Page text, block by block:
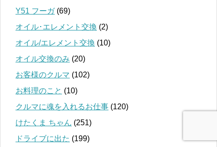
Y51 フーガ(69)
オイル･エレメント交換 (2)
オイル/エレメント交換 (10)
オイル交換のみ (20)
お客様のクルマ (102)
お料理のこと (10)
クルマに魂を入れるお仕事 (120)
けたくま ちゃん (251)
ドライブに出た (199)